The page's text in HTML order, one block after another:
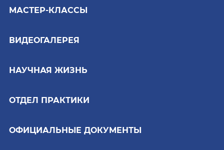
МАСТЕР-КЛАССЫ
ВИДЕОГАЛЕРЕЯ
НАУЧНАЯ ЖИЗНЬ
ОТДЕЛ ПРАКТИКИ
ОФИЦИАЛЬНЫЕ ДОКУМЕНТЫ